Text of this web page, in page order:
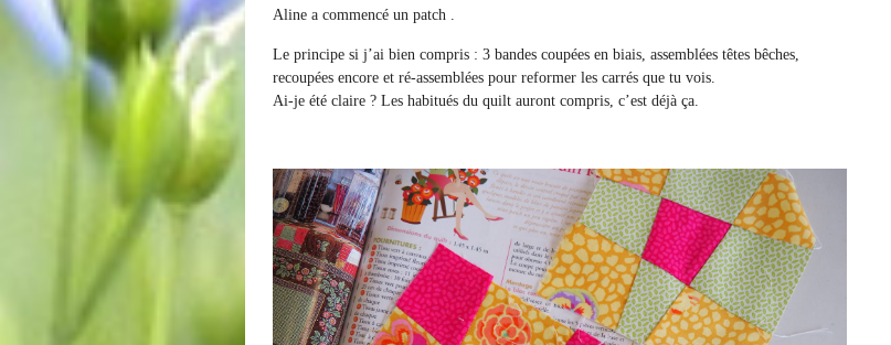
Aline a commencé un patch .
Le principe si j’ai bien compris : 3 bandes coupées en biais, assemblées têtes bêches,
recoupées encore et ré-assemblées pour reformer les carrés que tu vois.
Ai-je été claire ? Les habitués du quilt auront compris, c’est déjà ça.